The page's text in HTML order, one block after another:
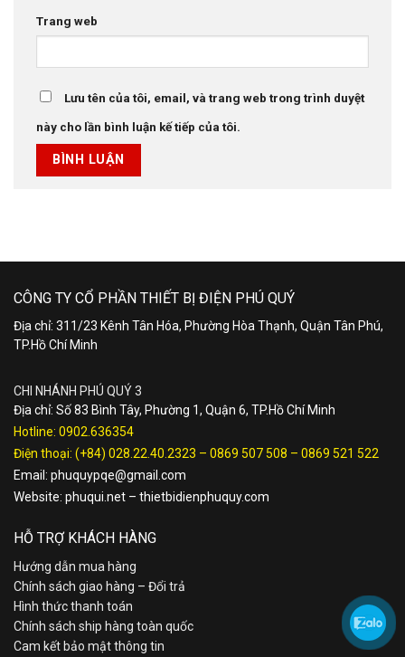
Trang web
Lưu tên của tôi, email, và trang web trong trình duyệt
này cho lần bình luận kế tiếp của tôi.
CÔNG TY CỔ PHẦN THIẾT BỊ ĐIỆN PHÚ QUÝ
Địa chỉ: 311/23 Kênh Tân Hóa, Phường Hòa Thạnh, Quận Tân Phú,
TP.Hồ Chí Minh
CHI NHÁNH PHÚ QUÝ 3
Địa chỉ: Số 83 Bình Tây, Phường 1, Quận 6, TP.Hồ Chí Minh
Hotline: 0902.636354
Điện thoại: (+84) 028.22.40.2323 – 0869 507 508 – 0869 521 522
Email: phuquypqe@gmail.com
Website: phuqui.net – thietbidienphuquy.com
HỖ TRỢ KHÁCH HÀNG
Hướng dẫn mua hàng
Chính sách giao hàng – Đổi trả
Hình thức thanh toán
Chính sách ship hàng toàn quốc
Cam kết bảo mật thông tin